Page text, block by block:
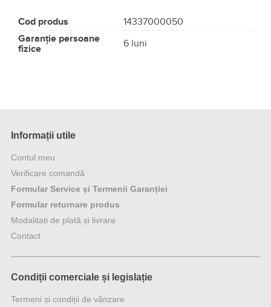
Cod produs
14337000050
Garanție persoane
fizice
6 luni
Informații utile
Contul meu
Verificare comandă
Formular Service și Termenii Garanției
Formular returnare produs
Modalitați de plată și livrare
Contact
Condiții comerciale și legislație
Termeni și condiții de vânzare